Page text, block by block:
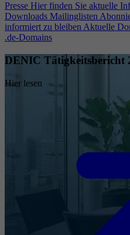
Presse Hier finden Sie aktuelle
Downloads Mailinglisten
informiert zu bleiben Aktuelle
.de-Domains
DENIC Tätigkeitsbericht
Hier lesen